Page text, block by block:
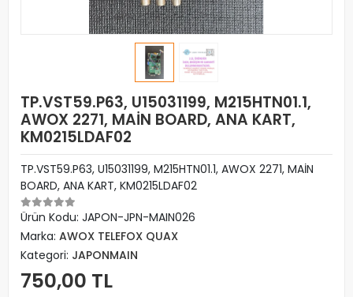
TP.VST59.P63, U15031199, M215HTN01.1,
AWOX 2271, MAİN BOARD, ANA KART,
KM0215LDAF02
TP.VST59.P63, U15031199, M215HTN01.1, AWOX 2271, MAİN
BOARD, ANA KART, KM0215LDAF02
Ürün Kodu: JAPON-JPN-MAIN026
Marka: AWOX TELEFOX QUAX
Kategori: JAPONMAIN
750,00 TL